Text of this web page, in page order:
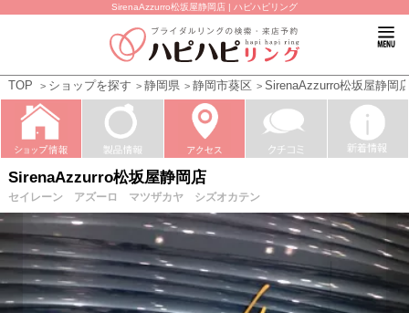
SirenaAzzurro松坂屋静岡店 | ハピハピリング
TOP ショップを探す 静岡県 静岡市葵区 SirenaAzzurro松坂屋静岡
SirenaAzzurro松坂屋静岡店
セイレーン アズーロ マツザカヤ シズオカテン